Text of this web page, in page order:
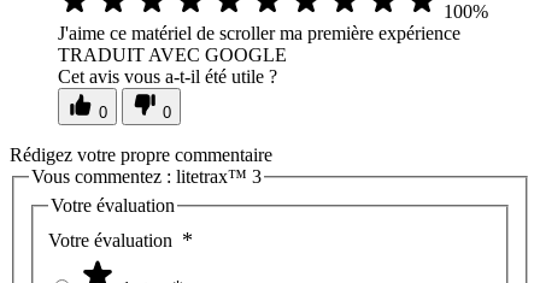
100%
J'aime ce matériel de scroller ma première expérience
TRADUIT AVEC GOOGLE
Cet avis vous a-t-il été utile ?
0 0
Rédigez votre propre commentaire
Vous commentez : litetrax™ 3
Votre évaluation
Votre évaluation